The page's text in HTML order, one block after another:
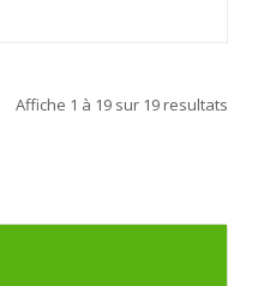
Affiche 1 à 19 sur 19 resultats